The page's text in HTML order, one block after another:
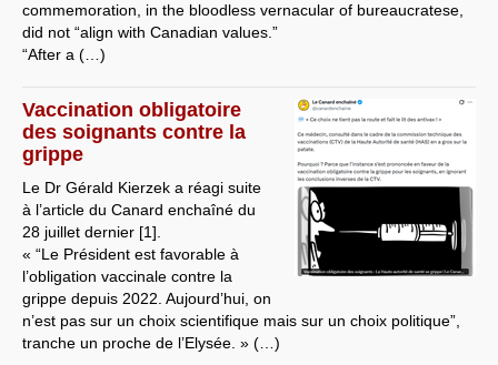
commemoration, in the bloodless vernacular of bureaucratese,
did not “align with Canadian values.”
“After a (…)
Vaccination obligatoire
des soignants contre la
grippe
Le Dr Gérald Kierzek a réagi suite
à l’article du Canard enchaîné du
28 juillet dernier [1].
« “Le Président est favorable à
l’obligation vaccinale contre la
grippe depuis 2022. Aujourd’hui, on
n’est pas sur un choix scientifique mais sur un choix politique”,
tranche un proche de l’Elysée. » (…)